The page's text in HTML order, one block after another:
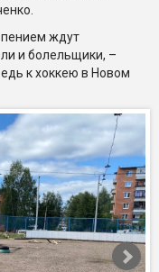
ждут
и болельщики, –
к хоккею в Новом